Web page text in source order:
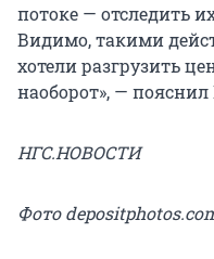
потоке — отследить
Видимо, такими
хотели разгрузить
наоборот», —
НГС.НОВОСТИ
Фото